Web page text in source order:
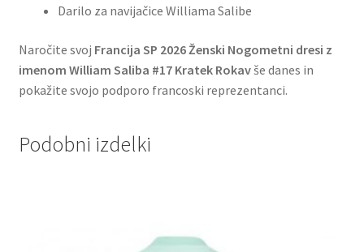
Darilo za navijačice Williama Salibe
Naročite svoj Francija SP 2026 Ženski Nogometni dresi z
imenom William Saliba #17 Kratek Rokavše danes in
pokažite svojo podporo francoski reprezentanci.
Podobni izdelki